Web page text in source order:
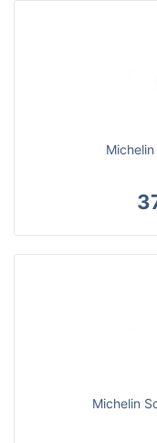
Michelin